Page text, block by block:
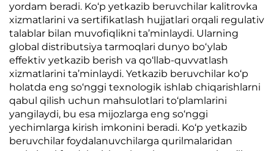
yordam beradi. Ko‘p yetkazib beruvchilar kalitrovka
xizmatlarini va sertifikatlash hujjatlari orqali regulativ
talablar bilan muvofiqlikni ta’minlaydi. Ularning
global distributsiya tarmoqlari dunyo bo‘ylab
effektiv yetkazib berish va qo‘llab-quvvatlash
xizmatlarini ta’minlaydi. Yetkazib beruvchilar ko‘p
holatda eng so‘nggi texnologik ishlab chiqarishlarni
qabul qilish uchun mahsulotlari to‘plamlarini
yangilaydi, bu esa mijozlarga eng so‘nggi
yechimlarga kirish imkonini beradi. Ko‘p yetkazib
beruvchilar foydalanuvchilarga qurilmalaridan